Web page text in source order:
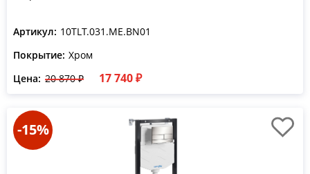
Артикул: 10TLT.031.ME.BN01
Покрытие: Хром
Цена: 20 870 ₽ 17 740 ₽
-15%